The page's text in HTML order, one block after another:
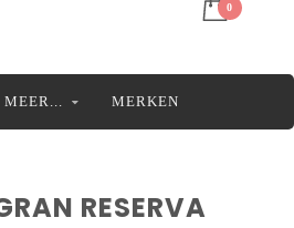
0
MEER... MERKEN
RESERVA